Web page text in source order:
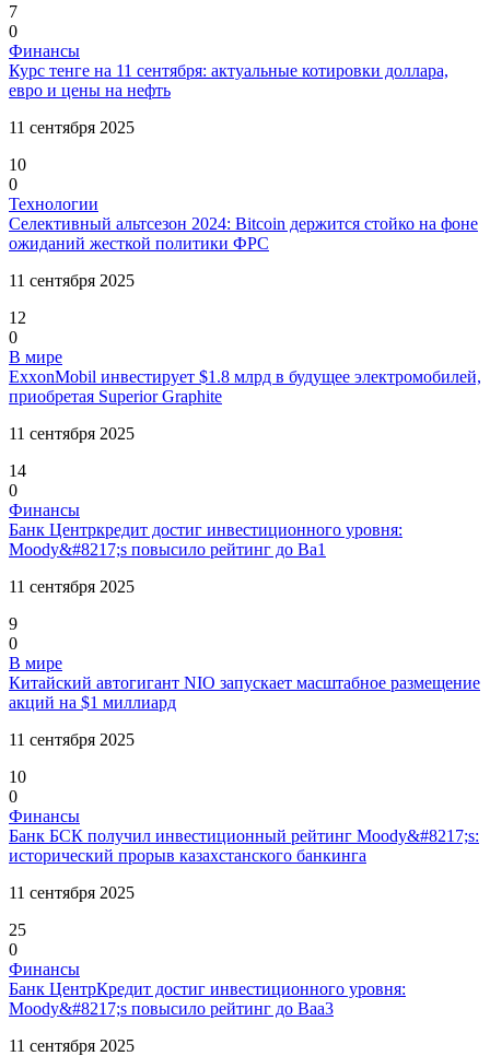
7
0
Финансы
Курс тенге на 11 сентября: актуальные котировки доллара,
евро и цены на нефть
11 сентября 2025
10
0
Технологии
Селективный альтсезон 2024: Bitcoin держится стойко на фоне
ожиданий жесткой политики ФРС
11 сентября 2025
12
0
В мире
ExxonMobil инвестирует $1.8 млрд в будущее электромобилей,
приобретая Superior Graphite
11 сентября 2025
14
0
Финансы
Банк Центркредит достиг инвестиционного уровня:
Moody&#8217;s повысило рейтинг до Ba1
11 сентября 2025
9
0
В мире
Китайский автогигант NIO запускает масштабное размещение
акций на $1 миллиард
11 сентября 2025
10
0
Финансы
Банк БСК получил инвестиционный рейтинг Moody&#8217;s:
исторический прорыв казахстанского банкинга
11 сентября 2025
25
0
Финансы
Банк ЦентрКредит достиг инвестиционного уровня:
Moody&#8217;s повысило рейтинг до Baa3
11 сентября 2025